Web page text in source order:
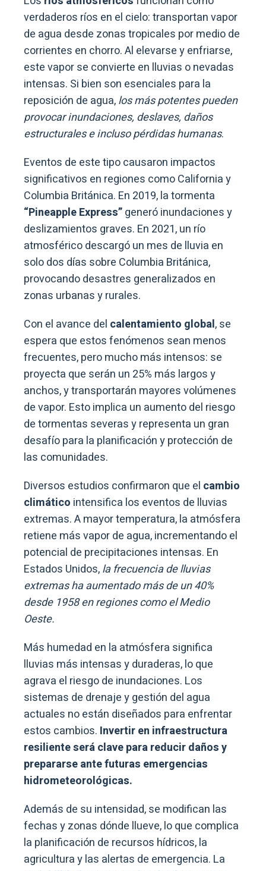
verdaderos ríos en el cielo: transportan vapor
de agua desde zonas tropicales por medio de
corrientes en chorro. Al elevarse y enfriarse,
este vapor se convierte en lluvias o nevadas
intensas. Si bien son esenciales para la
reposición de agua,los más potentes pueden
provocar inundaciones, deslaves, daños
estructurales e incluso pérdidas humanas.
Eventos de este tipo causaron impactos
significativos en regiones como California y
Columbia Británica. En 2019, la tormenta
“Pineapple Express”generó inundaciones y
deslizamientos graves. En 2021, un río
atmosférico descargó un mes de lluvia en
solo dos días sobre Columbia Británica,
provocando desastres generalizados en
zonas urbanas y rurales.
Con el avance del calentamiento global, se
espera que estos fenómenos sean menos
frecuentes, pero mucho más intensos: se
proyecta que serán un 25% más largos y
anchos, y transportarán mayores volúmenes
de vapor. Esto implica un aumento del riesgo
de tormentas severas y representa un gran
desafío para la planificación y protección de
las comunidades.
Diversos estudios confirmaron que el cambio
climático intensifica los eventos de lluvias
extremas. A mayor temperatura, la atmósfera
retiene más vapor de agua, incrementando el
potencial de precipitaciones intensas. En
Estados Unidos,la frecuencia de lluvias
extremas ha aumentado más de un 40%
desde 1958 en regiones como el Medio
Oeste.
Más humedad en la atmósfera significa
lluvias más intensas y duraderas, lo que
agrava el riesgo de inundaciones. Los
sistemas de drenaje y gestión del agua
actuales no están diseñados para enfrentar
estos cambios. Invertir en infraestructura
resiliente será clave para reducir daños y
prepararse ante futuras emergencias
hidrometeorológicas.
Además de su intensidad, se modifican las
fechas y zonas dónde llueve, lo que complica
la planificación de recursos hídricos, la
agricultura y las alertas de emergencia. La